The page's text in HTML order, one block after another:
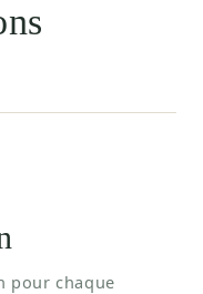
pour chaque